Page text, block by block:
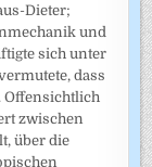
Dieter;
und
sich unter
dass
Offensichtlich
zwischen
über die